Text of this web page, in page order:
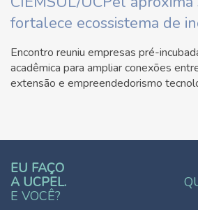
fortalece ecossistema de
Encontro reuniu empresas pré-
acadêmica para ampliar conexões
extensão e empreendedorismo
EU FAÇO
A UCPEL.
E VOCÊ?